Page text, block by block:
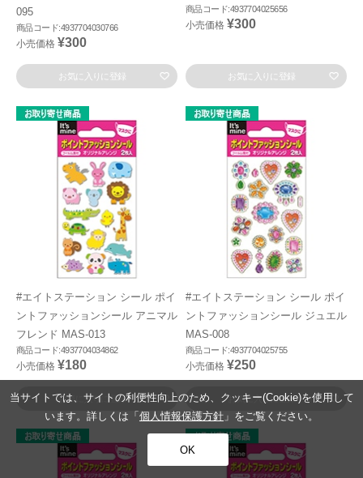
095
商品コード:4937704030766
小売価格 ¥300
お気に入りに登録
商品コード:4937704025656
小売価格 ¥300
お気に入りに登録
#エイトステーション シール ポイ
ントファッションシール アニマル
フレンド MAS-013
商品コード:4937704034862
小売価格 ¥180
お気に入りに登録
#エイトステーション シール ポイ
ントファッションシール ジュエル
MAS-008
商品コード:4937704025755
小売価格 ¥250
お気に入りに登録
当サイトでは、サイトの利便性向上のため、クッキー(Cookie)を使用して
います。詳しくは「 個人情報保護方針 」をご覧ください。
OK